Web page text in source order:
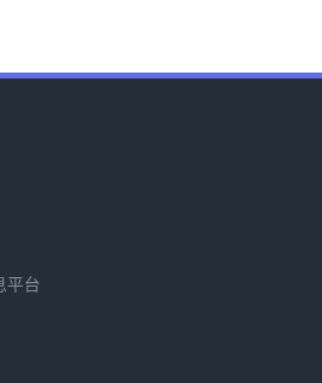
平台